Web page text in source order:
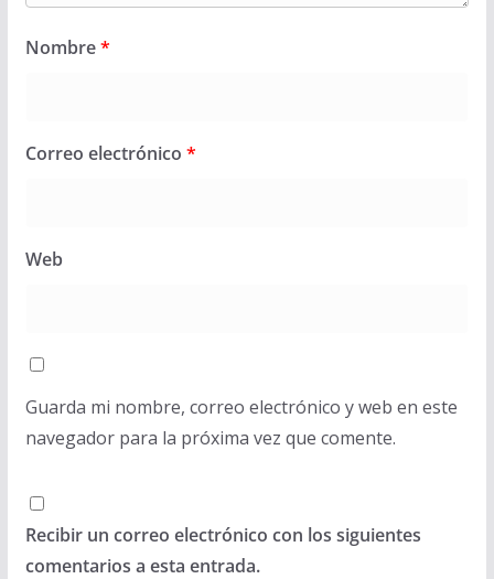
Nombre*
Correo electrónico *
Web
Guarda mi nombre, correo electrónico y web en este
navegador para la próxima vez que comente.
Recibir un correo electrónico con los siguientes
comentarios a esta entrada.